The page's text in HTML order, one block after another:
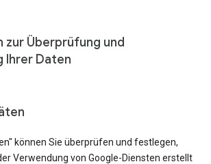
zur Überprüfung und
Ihrer Daten
können Sie überprüfen und festlegen,
Verwendung von Google-Diensten erstellt